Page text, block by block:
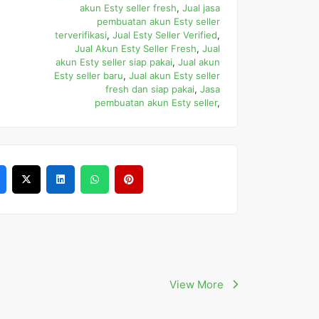
akun Esty seller fresh, Jual jasa
pembuatan akun Esty seller
terverifikasi, Jual Esty Seller Verified,
Jual Akun Esty Seller Fresh, Jual
akun Esty seller siap pakai, Jual akun
Esty seller baru, Jual akun Esty seller
fresh dan siap pakai, Jasa
pembuatan akun Esty seller,
View More